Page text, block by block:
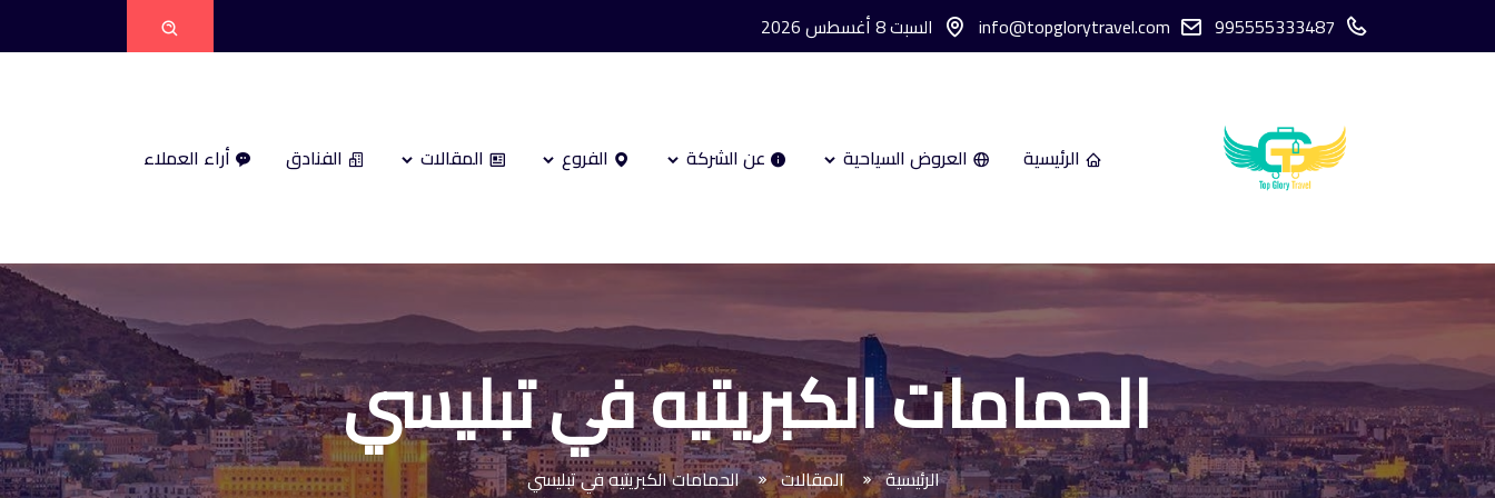
995555333487
info@topglorytravel.com السبت 8 أغسطس 2026
الرئيسية العروض السياحية عن الشركة الفروع المقالات الفنادق أراء العملاء
الحمامات الكبريتيه في تبليسي
الرئيسية المقالات الحمامات الكبريتيه في تبليسي